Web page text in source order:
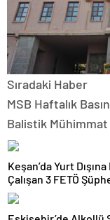
Sıradaki Haber
MSB Haftalık
Balistik
Keşan’da Yurt
Çalışan 3 FETÖ
Tutuklandı